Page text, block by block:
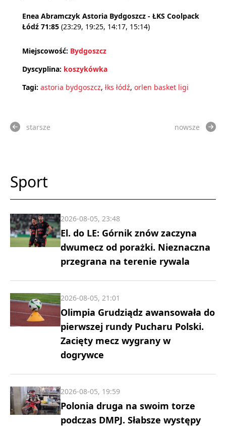
Enea Abramczyk Astoria Bydgoszcz - ŁKS Coolpack
Łódź 71:85 (23:29, 19:25, 14:17, 15:14)
Miejscowość: Bydgoszcz
Dyscyplina: koszykówka
Tagi: astoria bydgoszcz, łks łódź, orlen basket ligi
starsze nowsze
Sport
El. do LE: Górnik znów zaczyna
dwumecz od porażki. Nieznaczna
przegrana na terenie rywala
2026-08-05, 23:48
Olimpia Grudziądz awansowała do
pierwszej rundy Pucharu Polski.
Zacięty mecz wygrany w
dogrywce
2026-08-05, 21:01
Polonia druga na swoim torze
podczas DMPJ. Słabsze występy
2026-08-05, 19:59